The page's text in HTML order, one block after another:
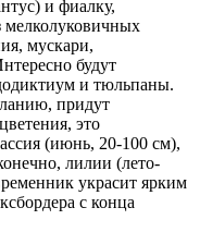
и фиалку,
мелколуковичных
мускари,
будут
и тюльпаны.
придут
это
(июнь, 20-100 см),
лилии (лето-
украсит ярким
с конца